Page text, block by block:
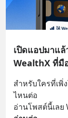
เปิดแอปมาแ
WealthX ที่มื
สำหรับใครที่เพิ่
ไหนต่อ
อ่านโพสต์นี้เลย